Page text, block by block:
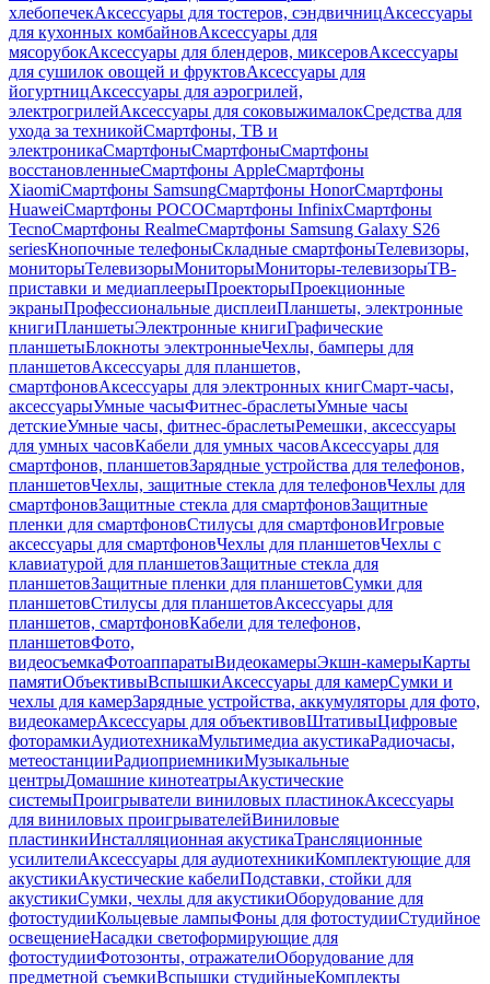
хлебопечекАксессуары для тостеров, сэндвичницАксессуары
для кухонных комбайновАксессуары для
мясорубокАксессуары для блендеров, миксеровАксессуары
для сушилок овощей и фруктовАксессуары для
йогуртницАксессуары для аэрогрилей,
электрогрилейАксессуары для соковыжималокСредства для
ухода за техникойСмартфоны, ТВ и
электроникаСмартфоныСмартфоныСмартфоны
восстановленныеСмартфоны AppleСмартфоны
XiaomiСмартфоны SamsungСмартфоны HonorСмартфоны
HuaweiСмартфоны POCOСмартфоны InfinixСмартфоны
TecnoСмартфоны RealmeСмартфоны Samsung Galaxy S26
seriesКнопочные телефоныСкладные смартфоныТелевизоры,
мониторыТелевизорыМониторыМониторы-телевизорыТВ-
приставки и медиаплеерыПроекторыПроекционные
экраныПрофессиональные дисплеиПланшеты, электронные
книгиПланшетыЭлектронные книгиГрафические
планшетыБлокноты электронныеЧехлы, бамперы для
планшетовАксессуары для планшетов,
смартфоновАксессуары для электронных книгСмарт-часы,
аксессуарыУмные часыФитнес-браслетыУмные часы
детскиеУмные часы, фитнес-браслетыРемешки, аксессуары
для умных часовКабели для умных часовАксессуары для
смартфонов, планшетовЗарядные устройства для телефонов,
планшетовЧехлы, защитные стекла для телефоновЧехлы для
смартфоновЗащитные стекла для смартфоновЗащитные
пленки для смартфоновСтилусы для смартфоновИгровые
аксессуары для смартфоновЧехлы для планшетовЧехлы с
клавиатурой для планшетовЗащитные стекла для
планшетовЗащитные пленки для планшетовСумки для
планшетовСтилусы для планшетовАксессуары для
планшетов, смартфоновКабели для телефонов,
планшетовФото,
видеосъемкаФотоаппаратыВидеокамерыЭкшн-камерыКарты
памятиОбъективыВспышкиАксессуары для камерСумки и
чехлы для камерЗарядные устройства, аккумуляторы для фото,
видеокамерАксессуары для объективовШтативыЦифровые
фоторамкиАудиотехникаМультимедиа акустикаРадиочасы,
метеостанцииРадиоприемникиМузыкальные
центрыДомашние кинотеатрыАкустические
системыПроигрыватели виниловых пластинокАксессуары
для виниловых проигрывателейВиниловые
пластинкиИнсталляционная акустикаТрансляционные
усилителиАксессуары для аудиотехникиКомплектующие для
акустикиАкустические кабелиПодставки, стойки для
акустикиСумки, чехлы для акустикиОборудование для
фотостудииКольцевые лампыФоны для фотостудииСтудийное
освещениеНасадки светоформирующие для
фотостудииФотозонты, отражателиОборудование для
предметной съемкиВспышки студийныеКомплекты